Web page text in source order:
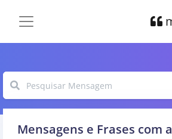
Mensagens e Frases com